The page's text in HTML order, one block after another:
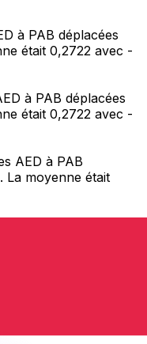
à PAB déplacées
était 0,2722 avec -
à PAB déplacées
était 0,2722 avec -
AED à PAB
La moyenne était
lorsque vous
des devises,